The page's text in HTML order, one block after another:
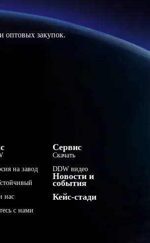
оптовых закупок.
на завод
нас
с нами
Сервис
Скачать
DDW видео
Новости и
события
Кейс-стади
한국어
Bahasa Indonesia
हिन्दी
فارسی